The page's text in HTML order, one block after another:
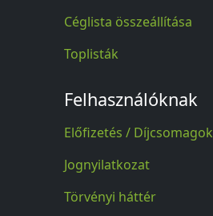
Céglista összeállítása
Toplisták
Felhasználóknak
Előfizetés / Díjcsomagok
Jognyilatkozat
Törvényi háttér